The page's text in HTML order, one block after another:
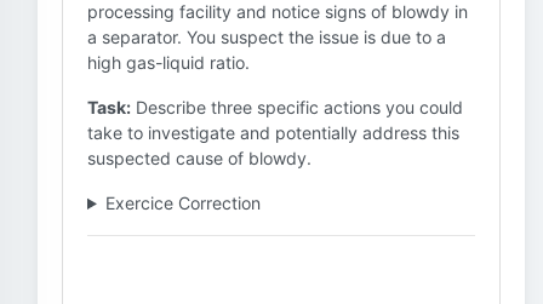
processing facility and notice signs of blowdy in
a separator. You suspect the issue is due to a
high gas-liquid ratio.
Task: Describe three specific actions you could
take to investigate and potentially address this
suspected cause of blowdy.
Exercice Correction